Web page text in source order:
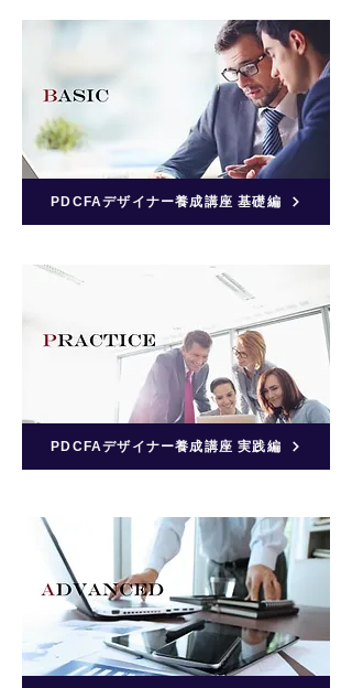
PDCFAデザイナー養成講座 基礎編
PDCFAデザイナー養成講座 実践編